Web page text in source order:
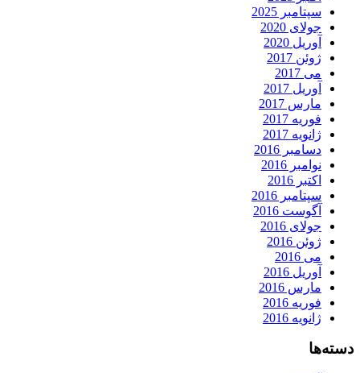
سپتامبر 2025
جولای 2020
آوریل 2020
ژوئن 2017
می 2017
آوریل 2017
مارس 2017
فوریه 2017
ژانویه 2017
دسامبر 2016
نوامبر 2016
اکتبر 2016
سپتامبر 2016
آگوست 2016
جولای 2016
ژوئن 2016
می 2016
آوریل 2016
مارس 2016
فوریه 2016
ژانویه 2016
دسته‌ها